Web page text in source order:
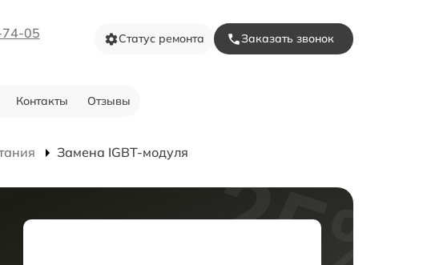
74-05 Статус ремонта Заказать звонок
Контакты Отзывы
Замена IGBT-модуля